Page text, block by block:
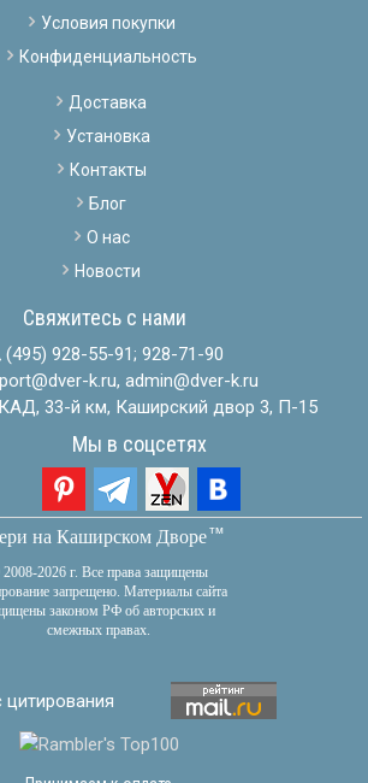
Условия покупки
Конфиденциальность
Доставка
Установка
Контакты
Блог
О нас
Новости
Свяжитесь с нами
(495) 928-55-91; 928-71-90
k.ru, admin@dver-k.ru
33-й км, Каширский двор 3, П-15
Мы в соцсетях
на Каширском Дворетм
2026 г. Все права защищены
запрещено. Материалы сайта
законом РФ об авторских и
смежных правах.